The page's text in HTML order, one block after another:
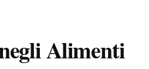
Alimenti